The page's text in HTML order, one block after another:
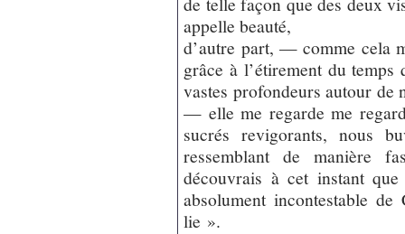
appelle beauté,
d’autre part, — comme cela
grâce à l’étirement du
vastes profondeurs autour de
— elle me regarde me
sucrés revigorants, nous
ressemblant de manière
découvrais à cet instant
absolument incontestable
lie ».